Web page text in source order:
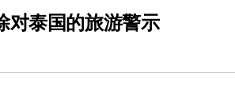
对泰国的旅游警示